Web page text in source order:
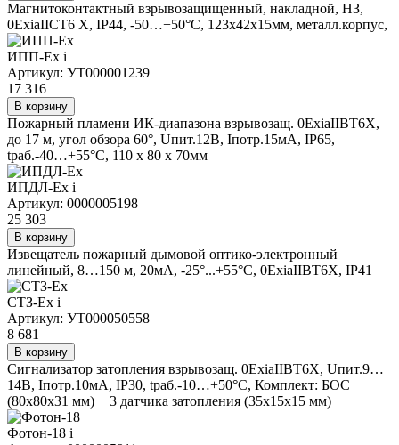
Магнитоконтактный взрывозащищенный, накладной, НЗ,
0ЕхiаIIСТ6 Х, IP44, -50…+50°С, 123х42х15мм, металл.корпус,
ИПП-Ех i
Артикул: УТ000001239
17 316
В корзину
Пожарный пламени ИК-диапазона взрывозащ. 0ExiaIIВТ6Х,
до 17 м, угол обзора 60°, Uпит.12В, Iпотр.15мА, IP65,
tраб.-40…+55°С, 110 х 80 х 70мм
ИПДЛ-Ех i
Артикул: 0000005198
25 303
В корзину
Извещатель пожарный дымовой оптико-электронный
линейный, 8…150 м, 20мА, -25°...+55°C, 0ExiaIIBT6X, IP41
СТЗ-Ех i
Артикул: УТ000050558
8 681
В корзину
Сигнализатор затопления взрывозащ. 0ExiaIIВТ6Х, Uпит.9…
14В, Iпотр.10мА, IP30, tраб.-10…+50°С, Комплект: БОС
(80х80х31 мм) + 3 датчика затопления (35х15х15 мм)
Фотон-18 i